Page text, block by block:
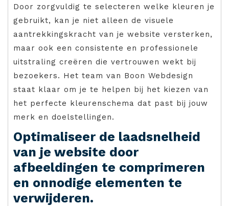
Door zorgvuldig te selecteren welke kleuren je
gebruikt, kan je niet alleen de visuele
aantrekkingskracht van je website versterken,
maar ook een consistente en professionele
uitstraling creëren die vertrouwen wekt bij
bezoekers. Het team van Boon Webdesign
staat klaar om je te helpen bij het kiezen van
het perfecte kleurenschema dat past bij jouw
merk en doelstellingen.
Optimaliseer de laadsnelheid
van je website door
afbeeldingen te comprimeren
en onnodige elementen te
verwijderen.